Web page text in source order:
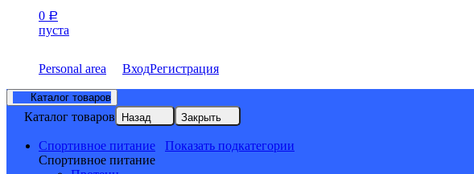
0 Р
пуста
Personal area ВходРегистрация
Каталог товаров
Каталог товаров Назад Закрыть
Спортивное питание
Показать подкатегории
Спортивное питание